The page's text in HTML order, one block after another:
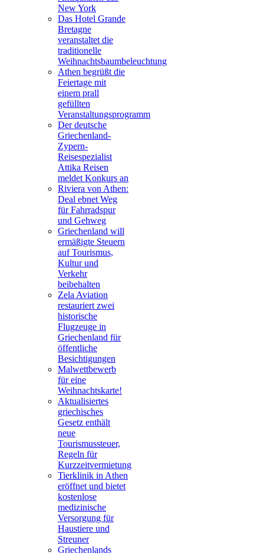
New York
Das Hotel Grande
Bretagne
veranstaltet die
traditionelle
Weihnachtsbaumbeleuchtung
Athen begrüßt die
Feiertage mit
einem prall
gefüllten
Veranstaltungsprogramm
Der deutsche
Griechenland-
Zypern-
Reisespezialist
Attika Reisen
meldet Konkurs an
Riviera von Athen:
Deal ebnet Weg
für Fahrradspur
und Gehweg
Griechenland will
ermäßigte Steuern
auf Tourismus,
Kultur und
Verkehr
beibehalten
Zela Aviation
restauriert zwei
historische
Flugzeuge in
Griechenland für
öffentliche
Besichtigungen
Malwettbewerb
für eine
Weihnachtskarte!
Aktualisiertes
griechisches
Gesetz enthält
neue
Tourismussteuer,
Regeln für
Kurzzeitvermietung
Tierklinik in Athen
eröffnet und bietet
kostenlose
medizinische
Versorgung für
Haustiere und
Streuner
Griechenlands